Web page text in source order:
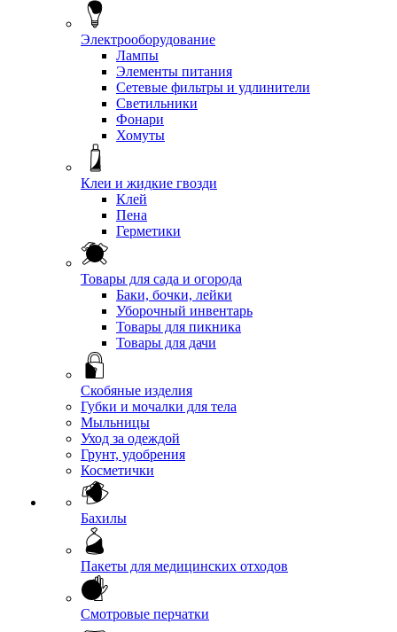
Электрооборудование
Лампы
Элементы питания
Сетевые фильтры и удлинители
Светильники
Фонари
Хомуты
Клеи и жидкие гвозди
Клей
Пена
Герметики
Товары для сада и огорода
Баки, бочки, лейки
Уборочный инвентарь
Товары для пикника
Товары для дачи
Скобяные изделия
Губки и мочалки для тела
Мыльницы
Уход за одеждой
Грунт, удобрения
Косметички
Бахилы
Пакеты для медицинских отходов
Смотровые перчатки